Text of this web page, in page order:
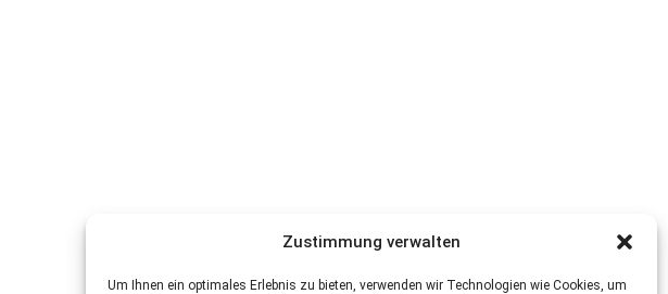
Zustimmung verwalten
Um Ihnen ein optimales Erlebnis zu bieten, verwenden wir Technologien wie Cookies, um